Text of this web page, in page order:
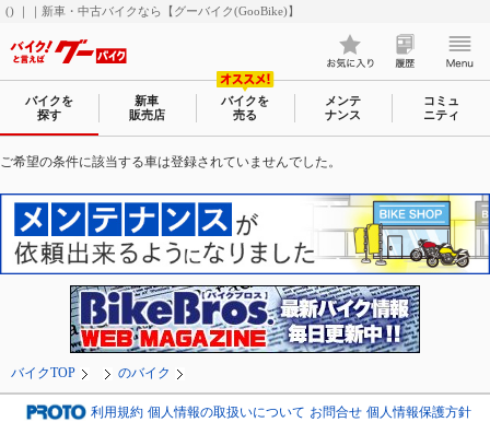
() ｜｜新車・中古バイクなら【グーバイク(GooBike)】
バイクを
探す
新車
販売店
バイクを
売る
メンテ
ナンス
コミュ
ニティ
ご希望の条件に該当する車は登録されていませんでした。
バイクTOP のバイク
利用規約 個人情報の取扱いについて お問合せ 個人情報保護方針